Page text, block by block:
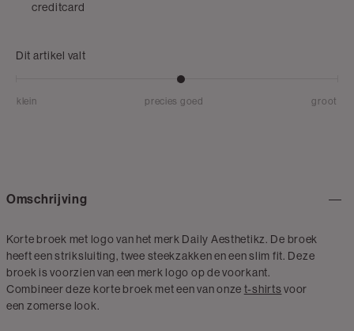
creditcard
Dit artikel valt
klein precies goed groot
Omschrijving
Korte broek met logo van het merk Daily Aesthetikz. De broek
heeft een striksluiting, twee steekzakken en een slim fit. Deze
broek is voorzien van een merk logo op de voorkant.
Combineer deze korte broek met een van onze t-shirtsvoor
een zomerse look.